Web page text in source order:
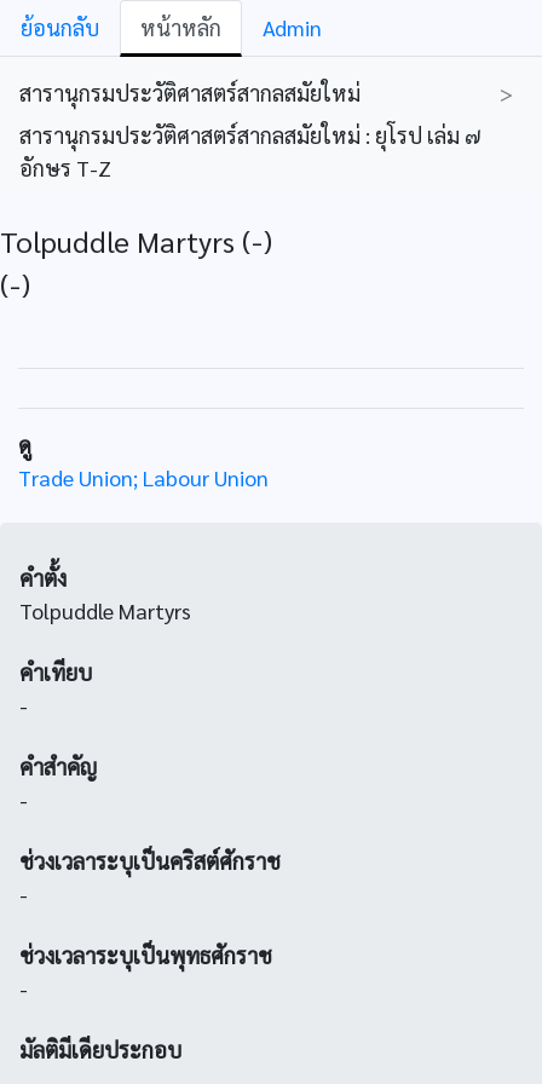
ย้อนกลับ หน้าหลัก Admin
สารานุกรมประวัติศาสตร์สากลสมัยใหม่
>
สารานุกรมประวัติศาสตร์สากลสมัยใหม่ : ยุโรป เล่ม ๗
อักษร T-Z
Tolpuddle Martyrs (-)
(-)
ดู
Trade Union; Labour Union
คำตั้ง
Tolpuddle Martyrs
คำเทียบ
-
คำสำคัญ
-
ช่วงเวลาระบุเป็นคริสต์ศักราช
-
ช่วงเวลาระบุเป็นพุทธศักราช
-
มัลติมีเดียประกอบ